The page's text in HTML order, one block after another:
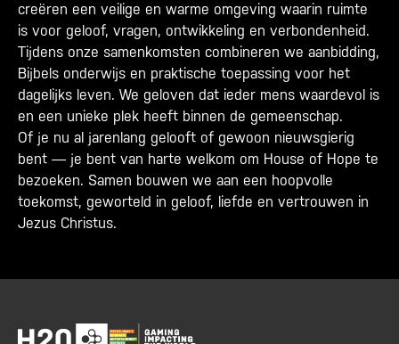
creëren een veilige en warme omgeving waarin ruimte
is voor geloof, vragen, ontwikkeling en verbondenheid.
Tijdens onze samenkomsten combineren we aanbidding,
Bijbels onderwijs en praktische toepassing voor het
dagelijks leven. We geloven dat ieder mens waardevol is
en een unieke plek heeft binnen de gemeenschap.
Of je nu al jarenlang gelooft of gewoon nieuwsgierig
bent — je bent van harte welkom om House of Hope te
bezoeken. Samen bouwen we aan een hoopvolle
toekomst, geworteld in geloof, liefde en vertrouwen in
Jezus Christus.